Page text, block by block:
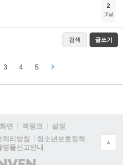
2
댓글
검색 글쓰기
3 4 5
면 퀵링크
설정
처리방침
청소년보호정책
영물신고안내
(주)
▲